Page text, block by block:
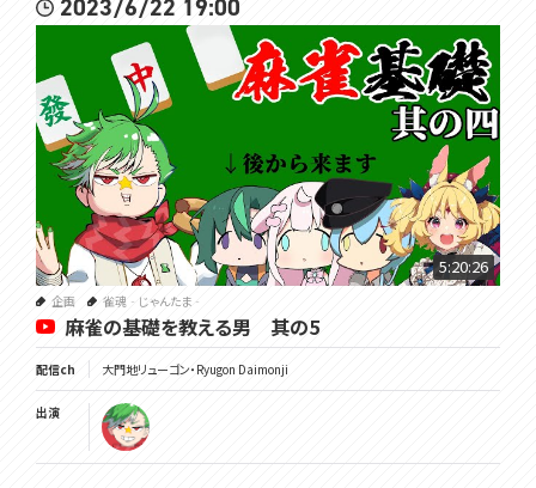
2023/6/22 19:00
5:20:26
企画 雀魂‐じゃんたま‐
麻雀の基礎を教える男 其の5
配信ch 大門地リューゴン・Ryugon Daimonji
出演